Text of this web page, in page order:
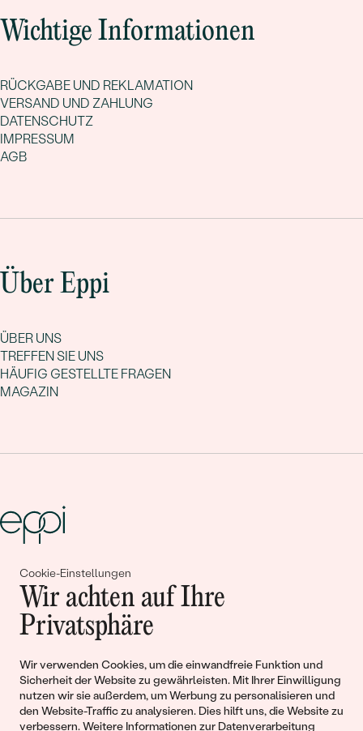
Cookie-Einstellungen
Wir achten auf Ihre
Privatsphäre
Wir verwenden Cookies, um die einwandfreie Funktion und
Sicherheit der Website zu gewährleisten. Mit Ihrer Einwilligung
nutzen wir sie außerdem, um Werbung zu personalisieren und
den Website-Traffic zu analysieren. Dies hilft uns, die Website zu
verbessern. Weitere Informationen zur Datenverarbeitung
Wichtige Informationen
RÜCKGABE UND REKLAMATION
VERSAND UND ZAHLUNG
DATENSCHUTZ
IMPRESSUM
AGB
Über Eppi
ÜBER UNS
TREFFEN SIE UNS
HÄUFIG GESTELLTE FRAGEN
MAGAZIN
Gemeinsam erschaffen wir
Geschichten von Schönheit und
Liebe
Begleiten Sie uns!